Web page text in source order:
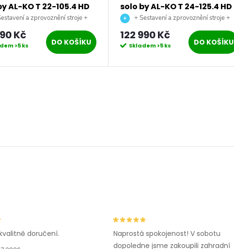
AL-KO T 22-105.4 HD
Premium benzínový
traktor
a zprovoznění stroje +
až na vaši zahradu.
Kč
>5 ks DO KOŠÍKU
solo by AL-KO T 24-125.4 HD
V2 Premium benzínový
zahradní traktor
+ Sestavení a zprovoznění stroje +
doprava až na vaši zahradu.
122 990 Kč
Skladem>5 ks DO KOŠÍKU
doručení.
Naprostá spokojenost! V sobotu
dopoledne jsme zakoupili zahradní